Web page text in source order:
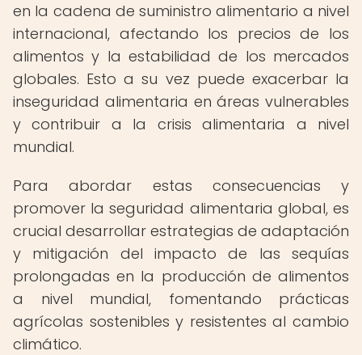
en la cadena de suministro alimentario a nivel
internacional, afectando los precios de los
alimentos y la estabilidad de los mercados
globales. Esto a su vez puede exacerbar la
inseguridad alimentaria en áreas vulnerables
y contribuir a la crisis alimentaria a nivel
mundial.
Para abordar estas consecuencias y
promover la seguridad alimentaria global, es
crucial desarrollar estrategias de adaptación
y mitigación del impacto de las sequías
prolongadas en la producción de alimentos
a nivel mundial, fomentando prácticas
agrícolas sostenibles y resistentes al cambio
climático.